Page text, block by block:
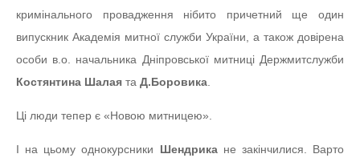
кримінального провадження нібито причетний ще один
випускник Академія митної служби України, а також довірена
особи в.о. начальника Дніпровської митниці Держмитслужби
Костянтина Шалая та Д.Боровика.
Ці люди тепер є «Новою митницею».
І на цьому однокурсники Шендрикане закінчилися. Варто